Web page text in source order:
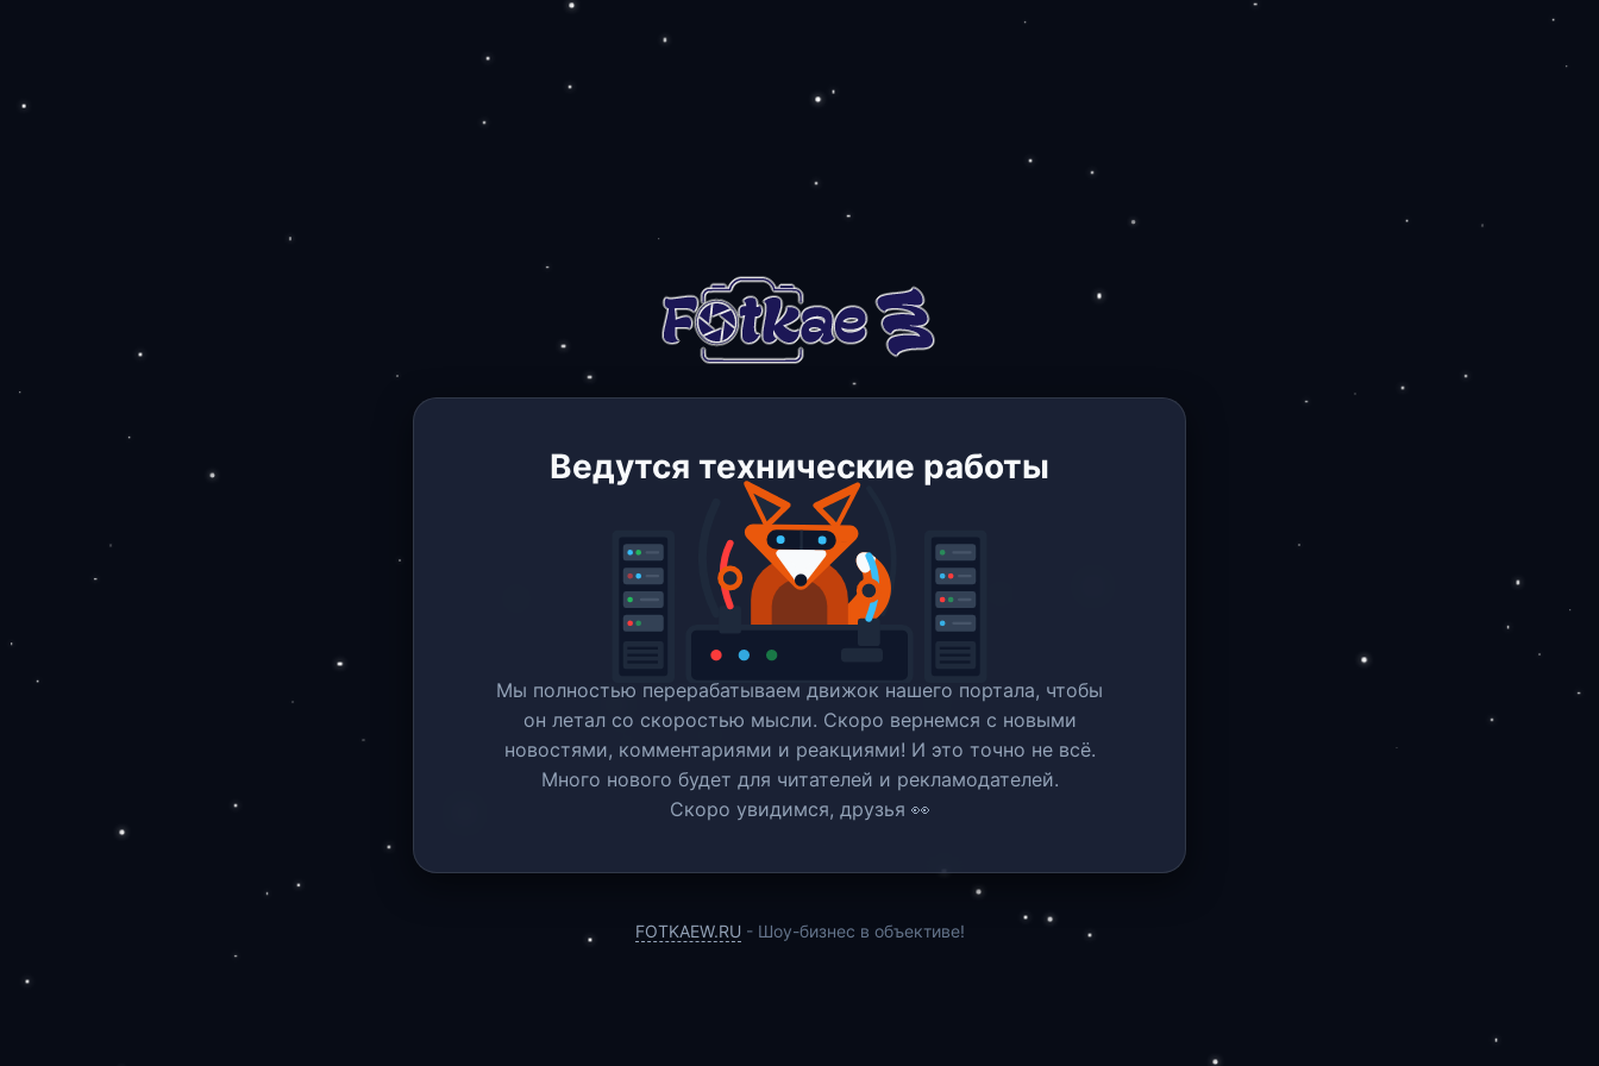
Ведутся технические работы
Мы полностью перерабатываем движок нашего портала, чтобы
он летал со скоростью мысли. Скоро вернемся c новыми
новостями, комментариями и реакциями! И это точно не всё.
Много нового будет для читателей и рекламодателей.
Скоро увидимся, друзья 👀
FOTKAEW.RU - Шоу-бизнес в объективе!